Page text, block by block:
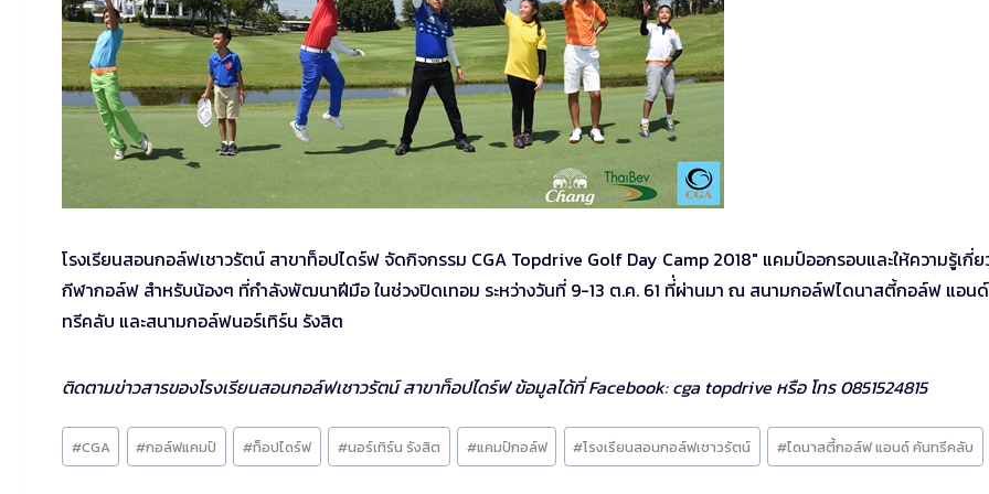
โรงเรียนสอนกอล์ฟเชาวรัตน์ สาขาท็อปไดร์ฟ จัดกิจกรรม CGA Topdrive Golf Day Camp 2018″ แคมป์ออกรอบและให้ความรู้เกี่
กีฬากอล์ฟ สำหรับน้องๆ ที่กำลังพัฒนาฝีมือ ในช่วงปิดเทอม ระหว่างวันที่ 9-13 ต.ค. 61 ที่่ผ่านมา ณ สนามกอล์ฟไดนาสตี้กอล์ฟ แอน
ทรีคลับ และสนามกอล์ฟนอร์เทิร์น รังสิต
ติดตามข่าวสารของโรงเรียนสอนกอล์ฟเชาวรัตน์ สาขาท็อปไดร์ฟ ข้อมูลได้ที่ Facebook: cga topdrive หรือ โทร 0851524815
Post
Tags:
#CGA #กอล์ฟแคมป์ #ท็อปไดร์ฟ #นอร์เทิร์น รังสิต #แคมป์กอล์ฟ #โรงเรียนสอนกอล์ฟเชาวรัตน์ #ไดนาสตี้กอล์ฟ แอนด์ คันทรีคลับ